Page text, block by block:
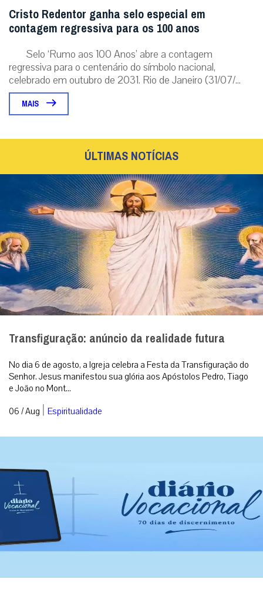
Cristo Redentor ganha selo especial em
contagem regressiva para os 100 anos
Selo ‘Rumo aos 100 Anos’ abre a contagem
regressiva para o centenário do símbolo nacional,
celebrado em outubro de 2031. Rio de Janeiro (31/07/...
MAIS
ÚLTIMAS NOTÍCIAS
Transfiguração: anúncio da realidade futura
No dia 6 de agosto, a Igreja celebra a Festa da Transfiguração do
Senhor. Jesus manifestou sua glória aos Apóstolos Pedro, Tiago
e João no Mont...
06 / Aug | Espiritualidade